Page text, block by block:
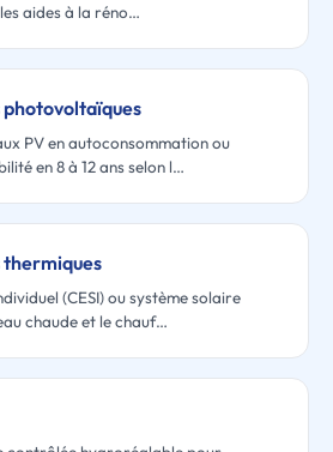
aides à la réno…
photovoltaïques
PV en autoconsommation ou
en 8 à 12 ans selon l…
thermiques
(CESI) ou système solaire
chaude et le chauf…